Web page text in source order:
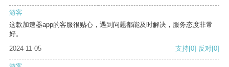
游客
这款加速器app的客服很贴心，遇到问题都能及时解决，服务态度非常
好。
2024-11-05
支持[0] 反对[0]